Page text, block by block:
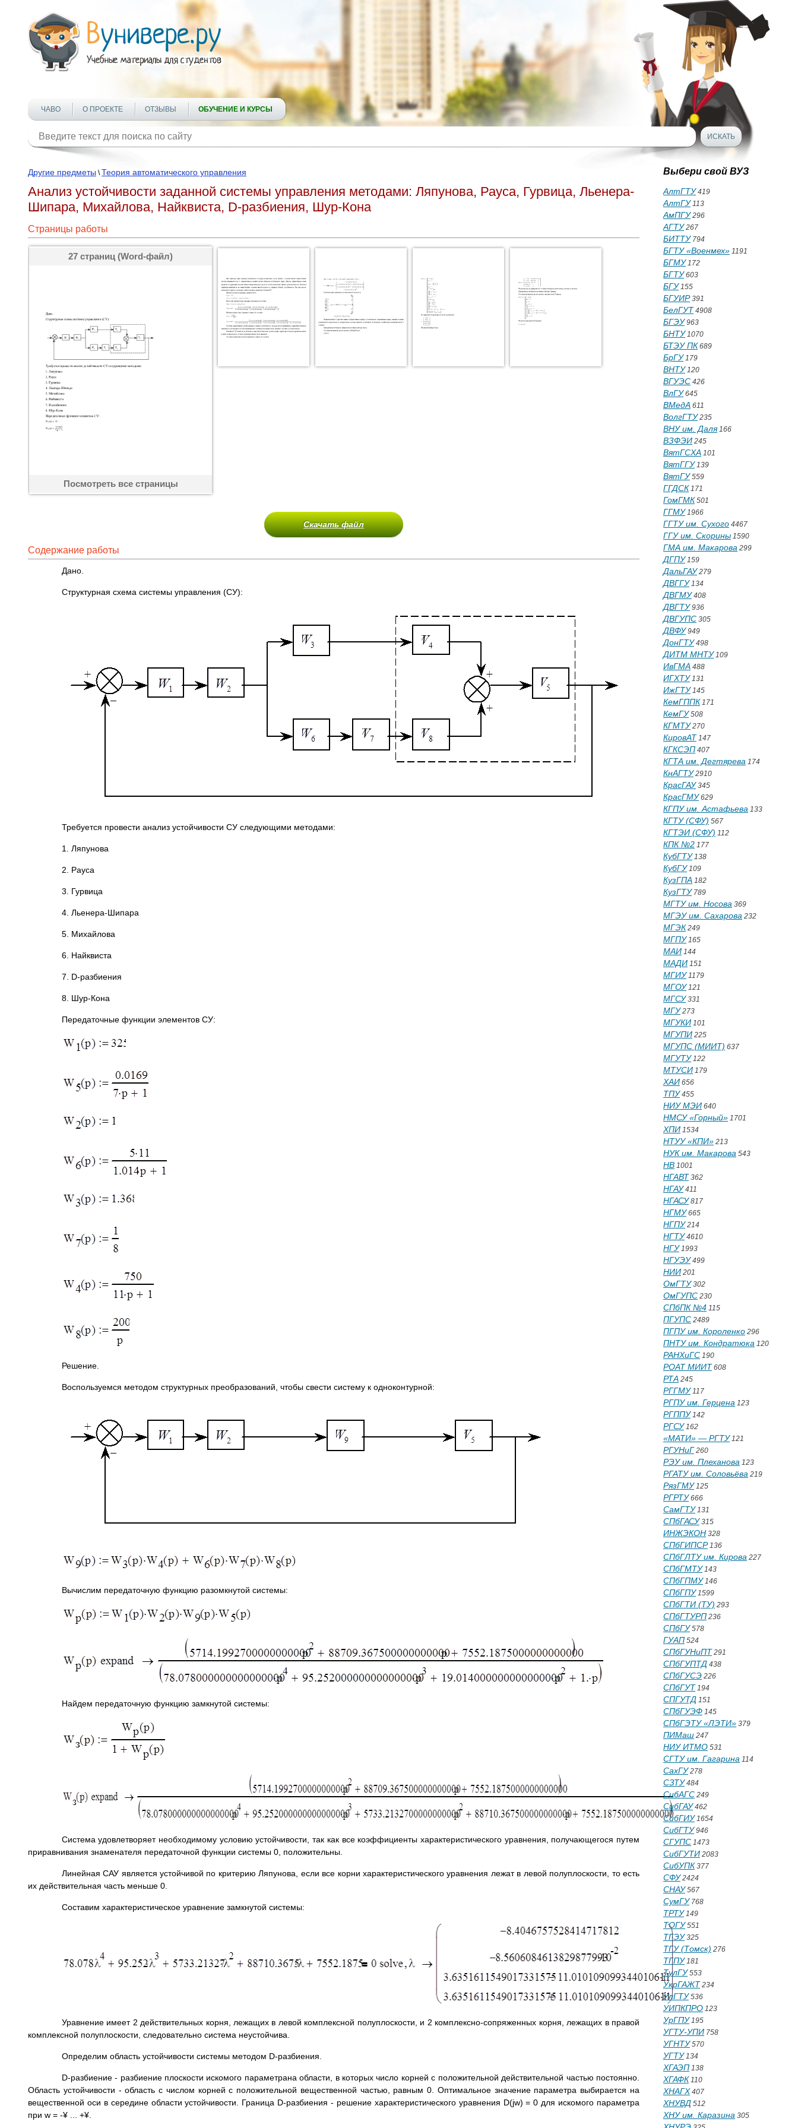
ЧАВО О ПРОЕКТЕ ОТЗЫВЫ ОБУЧЕНИЕ И КУРСЫ
Другие предметы \Теория автоматического управления
Анализ устойчивости заданной системы управления методами: Ляпунова, Рауса, Гурвица, Льенера-
Шипара, Михайлова, Найквиста, D-разбиения, Шур-Кона
Страницы работы
27 страниц (Word-файл)
Посмотреть все страницы
Скачать файл
Содержание работы
Дано.
Структурная схема системы управления (СУ):
Требуется провести анализ устойчивости СУ следующими методами:
1. Ляпунова
2. Рауса
3. Гурвица
4. Льенера-Шипара
5. Михайлова
6. Найквиста
7. D-разбиения
8. Шур-Кона
Передаточные функции элементов СУ:
Решение.
Воспользуемся методом структурных преобразований, чтобы свести систему к одноконтурной:
Вычислим передаточную функцию разомкнутой системы:
Найдем передаточную функцию замкнутой системы:
Система удовлетворяет необходимому условию устойчивости, так как все коэффициенты характеристического уравнения, получающегося путем
приравнивания знаменателя передаточной функции системы 0, положительны.
Линейная САУ является устойчивой по критерию Ляпунова, если все корни характеристического уравнения лежат в левой полуплоскости, то есть
их действительная часть меньше 0.
Составим характеристическое уравнение замкнутой системы:
Уравнение имеет 2 действительных корня, лежащих в левой комплексной полуплоскости, и 2 комплексно-сопряженных корня, лежащих в правой
комплексной полуплоскости, следовательно система неустойчива.
Определим область устойчивости системы методом D-разбиения.
D-разбиение - разбиение плоскости искомого параметрана области, в которых число корней с положительной действительной частью постоянно.
Область устойчивости - область с числом корней с положительной вещественной частью, равным 0. Оптимальное значение параметра выбирается на
вещественной оси в середине области устойчивости. Граница D-разбиения - решение характеристического уравнения D(jw) = 0 для искомого параметра
при w = -¥ ... +¥.
Выбери свой ВУЗ
АлтГТУ419
АлтГУ113
АмПГУ296
АГТУ267
БИТТУ794
БГТУ «Военмех» 1191
БГМУ172
БГТУ603
БГУ155
БГУИР391
БелГУТ 4908
БГЭУ963
БНТУ1070
БТЭУ ПК 689
БрГУ179
ВНТУ120
ВГУЭС 426
ВлГУ645
ВМедА 611
ВолгГТУ235
ВНУ им. Даля166
ВЗФЭИ 245
ВятГСХА 101
ВятГГУ139
ВятГУ559
ГГДСК 171
ГомГМК 501
ГГМУ1966
ГГТУ им. Сухого 4467
ГГУ им. Скорины 1590
ГМА им. Макарова 299
ДГПУ159
ДальГАУ279
ДВГГУ134
ДВГМУ408
ДВГТУ936
ДВГУПС 305
ДВФУ949
ДонГТУ498
ДИТМ МНТУ109
ИвГМА 488
ИГХТУ131
ИжГТУ145
КемГППК 171
КемГУ508
КГМТУ270
КировАТ 147
КГКСЭП 407
КГТА им. Дегтярева 174
КнАГТУ2910
КрасГАУ345
КрасГМУ629
КГПУ им. Астафьева 133
КГТУ (СФУ) 567
КГТЭИ (СФУ) 112
КПК №2 177
КубГТУ138
КубГУ109
КузГПА 182
КузГТУ789
МГТУ им. Носова 369
МГЭУ им. Сахарова 232
МГЭК 249
МГПУ165
МАИ 144
МАДИ 151
МГИУ1179
МГОУ121
МГСУ331
МГУ273
МГУКИ 101
МГУПИ 225
МГУПС (МИИТ) 637
МГУТУ122
МТУСИ 179
ХАИ 656
ТПУ455
НИУ МЭИ 640
НМСУ «Горный» 1701
ХПИ 1534
НТУУ «КПИ» 213
НУК им. Макарова 543
НВ 1001
НГАВТ 362
НГАУ411
НГАСУ817
НГМУ665
НГПУ214
НГТУ4610
НГУ1993
НГУЭУ499
НИИ 201
ОмГТУ302
ОмГУПС 230
СПбПК №4 115
ПГУПС 2489
ПГПУ им. Короленко 296
ПНТУ им. Кондратюка 120
РАНХиГС 190
РОАТ МИИТ 608
РТА 245
РГГМУ117
РГПУ им. Герцена 123
РГППУ142
РГСУ162
«МАТИ» — РГТУ121
РГУНиГ 260
РЭУ им. Плеханова 123
РГАТУ им. Соловьёва 219
РязГМУ125
РГРТУ666
СамГТУ131
СПбГАСУ315
ИНЖЭКОН 328
СПбГИПСР136
СПбГЛТУ им. Кирова 227
СПбГМТУ143
СПбГПМУ146
СПбГПУ1599
СПбГТИ (ТУ) 293
СПбГТУРП 236
СПбГУ578
ГУАП 524
СПбГУНиПТ 291
СПбГУПТД 438
СПбГУСЭ 226
СПбГУТ 194
СПГУТД 151
СПбГУЭФ 145
СПбГЭТУ «ЛЭТИ» 379
ПИМаш 247
НИУ ИТМО 531
СГТУ им. Гагарина 114
СахГУ278
СЗТУ484
СибАГС 249
СибГАУ462
СибГИУ1654
СибГТУ946
СГУПС 1473
СибГУТИ 2083
СибУПК 377
СФУ2424
СНАУ567
СумГУ768
ТРТУ149
ТОГУ551
ТГЭУ325
ТГУ (Томск) 276
ТГПУ181
ТулГУ553
УкрГАЖТ 234
УлГТУ536
УИПКПРО 123
УрГПУ195
УГТУ-УПИ 758
УГНТУ570
УГТУ134
ХГАЭП 138
ХГАФК 110
ХНАГХ 407
ХНУВД 512
ХНУ им. Каразина 305